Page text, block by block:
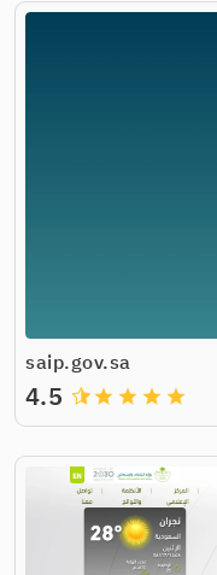
saip.gov.sa
grade
grade
grade
grade
4.5